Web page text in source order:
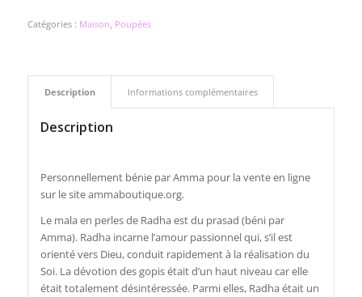
Catégories : Maison, Poupées
Description Informations complémentaires
Description
Personnellement bénie par Amma pour la vente en ligne
sur le site ammaboutique.org.
Le mala en perles de Radha est du prasad (béni par
Amma). Radha incarne l’amour passionnel qui, s’il est
orienté vers Dieu, conduit rapidement à la réalisation du
Soi. La dévotion des gopis était d’un haut niveau car elle
était totalement désintéressée. Parmi elles, Radha était un